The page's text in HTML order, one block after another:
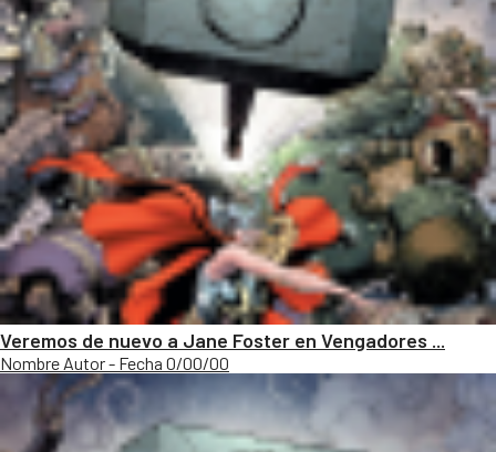
Veremos de nuevo a Jane Foster en Vengadores ...
Nombre Autor - Fecha 0/00/00